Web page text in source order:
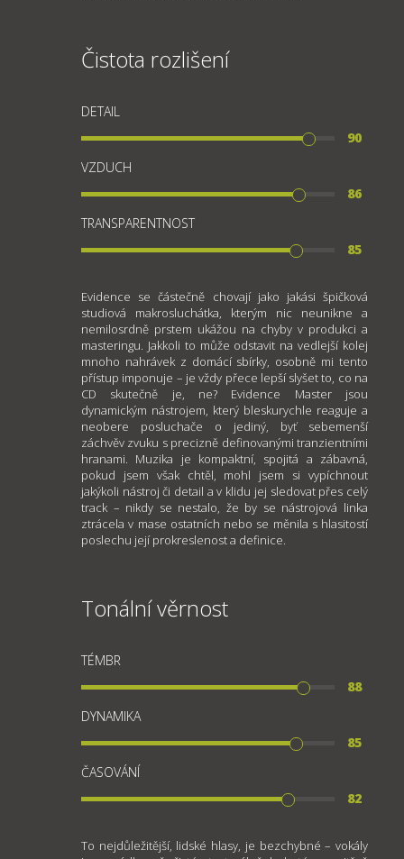
Čistota rozlišení
DETAIL
90
VZDUCH
86
TRANSPARENTNOST
85
Evidence se částečně chovají jako jakási špičková
studiová makrosluchátka, kterým nic neunikne a
nemilosrdně prstem ukážou na chyby v produkci a
masteringu. Jakkoli to může odstavit na vedlejší kolej
mnoho nahrávek z domácí sbírky, osobně mi tento
přístup imponuje – je vždy přece lepší slyšet to, co na
CD skutečně je, ne? Evidence Master jsou
dynamickým nástrojem, který bleskurychle reaguje a
neobere posluchače o jediný, byť sebemenší
záchvěv zvuku s precizně definovanými tranzientními
hranami. Muzika je kompaktní, spojitá a zábavná,
pokud jsem však chtěl, mohl jsem si vypíchnout
jakýkoli nástroj či detail a v klidu jej sledovat přes celý
track – nikdy se nestalo, že by se nástrojová linka
ztrácela v mase ostatních nebo se měnila s hlasitostí
poslechu její prokreslenost a definice.
Tonální věrnost
TÉMBR
88
DYNAMIKA
85
ČASOVÁNÍ
82
To nejdůležitější, lidské hlasy, je bezchybné – vokály